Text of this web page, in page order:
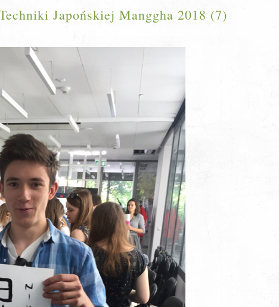
Japońskiej Manggha 2018 (7)